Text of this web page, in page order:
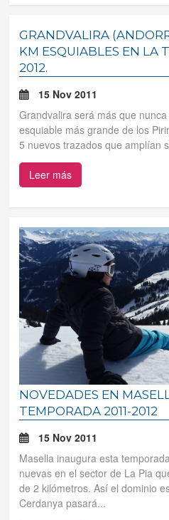
Tus reservas
Inicia sessión
Regístrate
GRANDVALIRA
KM ESQUIABLES EN LA
2012.
15 Nov 2011
Grandvalira será más que
esquiable más grande de los
5 nuevos trazados que amplían
Leer más
NOVEDADES EN
TEMPORADA 2011-2012
15 Nov 2011
Masella inaugura esta
nuevas en el sector de La Pia
de 2 kilómetros. Así el dominio
Cerdanya pasará...